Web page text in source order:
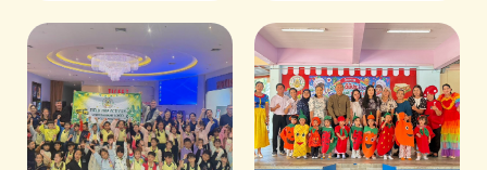
แข่งขันคณิตศาสตร์และคณิตคิด
เร็วนานาชาติ ครั้งที่ 46 ประจำปี
2569 ณ ประเทศสิงคโปร์
INTERNATIONAL
MATHEMATICS AND
MENTAL ARITHMETIC
COMPETITION 2026 - ถ้วย